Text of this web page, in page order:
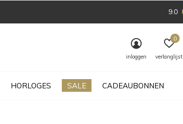
HORLOGES SALE CADEAUBONNEN
inloggen verlanglijst
0
9.0